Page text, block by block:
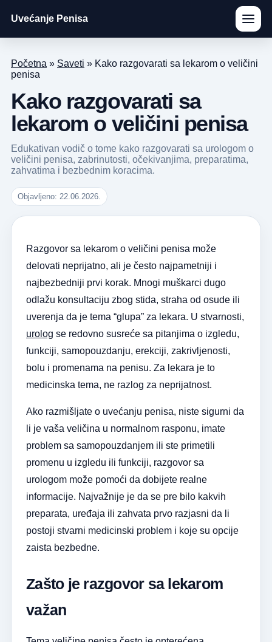
Uvećanje Penisa
Početna » Saveti » Kako razgovarati sa lekarom o veličini
penisa
Kako razgovarati sa
lekarom o veličini penisa
Edukativan vodič o tome kako razgovarati sa urologom o
veličini penisa, zabrinutosti, očekivanjima, preparatima,
zahvatima i bezbednim koracima.
Objavljeno: 22.06.2026.
Razgovor sa lekarom o veličini penisa može
delovati neprijatno, ali je često najpametniji i
najbezbedniji prvi korak. Mnogi muškarci dugo
odlažu konsultaciju zbog stida, straha od osude ili
uverenja da je tema “glupa” za lekara. U stvarnosti,
urolog se redovno susreće sa pitanjima o izgledu,
funkciji, samopouzdanju, erekciji, zakrivljenosti,
bolu i promenama na penisu. Za lekara je to
medicinska tema, ne razlog za neprijatnost.
Ako razmišljate o uvećanju penisa, niste sigurni da
li je vaša veličina u normalnom rasponu, imate
problem sa samopouzdanjem ili ste primetili
promenu u izgledu ili funkciji, razgovor sa
urologom može pomoći da dobijete realne
informacije. Najvažnije je da se pre bilo kakvih
preparata, uređaja ili zahvata prvo razjasni da li
postoji stvarni medicinski problem i koje su opcije
zaista bezbedne.
Zašto je razgovor sa lekarom
važan